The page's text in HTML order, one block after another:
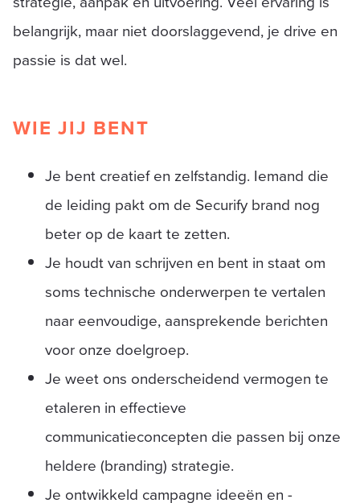
belangrijk, maar niet doorslaggevend, je drive en
passie is dat wel.
WIE JIJ BENT
Je bent creatief en zelfstandig. Iemand die
de leiding pakt om de Securify brand nog
beter op de kaart te zetten.
Je houdt van schrijven en bent in staat om
soms technische onderwerpen te vertalen
naar eenvoudige, aansprekende berichten
voor onze doelgroep.
Je weet ons onderscheidend vermogen te
etaleren in effectieve
communicatieconcepten die passen bij onze
heldere (branding) strategie.
Je ontwikkeld campagne ideeën en -